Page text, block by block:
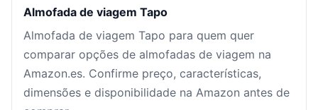
Almofada de viagem Tapo
Almofada de viagem Tapo para quem quer
comparar opções de almofadas de viagem na
Amazon.es. Confirme preço, características,
dimensões e disponibilidade na Amazon antes de